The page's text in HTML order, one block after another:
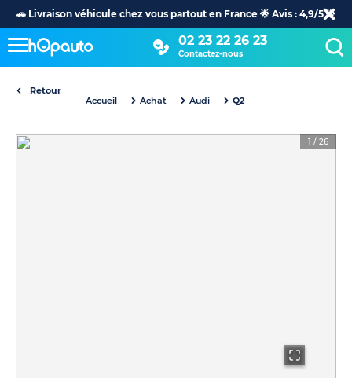
🚗 Livraison véhicule chez vous partout en France 🌟 Avis : 4,9/5 🌟
02 23 22 26 23
Contactez-nous
Retour
Accueil
Achat Audi Q2
1 / 26